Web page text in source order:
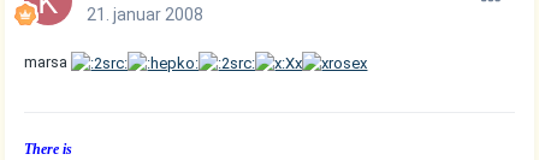
21. januar 2008
marsa
There is